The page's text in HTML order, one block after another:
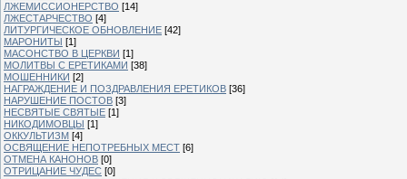
ЛЖЕМИССИОНЕРСТВО [14]
ЛЖЕСТАРЧЕСТВО [4]
ЛИТУРГИЧЕСКОЕ ОБНОВЛЕНИЕ [42]
МАРОНИТЫ [1]
МАСОНСТВО В ЦЕРКВИ [1]
МОЛИТВЫ С ЕРЕТИКАМИ [38]
МОШЕННИКИ [2]
НАГРАЖДЕНИЕ И ПОЗДРАВЛЕНИЯ ЕРЕТИКОВ [36]
НАРУШЕНИЕ ПОСТОВ [3]
НЕСВЯТЫЕ СВЯТЫЕ [1]
НИКОДИМОВЦЫ [1]
ОККУЛЬТИЗМ [4]
ОСВЯЩЕНИЕ НЕПОТРЕБНЫХ МЕСТ [6]
ОТМЕНА КАНОНОВ [0]
ОТРИЦАНИЕ ЧУДЕС [0]